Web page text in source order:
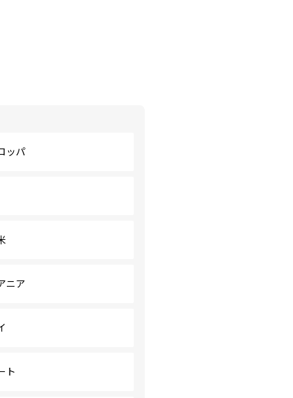
ッパ
ニア
ト